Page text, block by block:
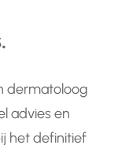
dermatoloog
advies en
het definitief